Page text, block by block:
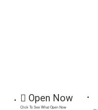
Open Now
Click To See What Open Now